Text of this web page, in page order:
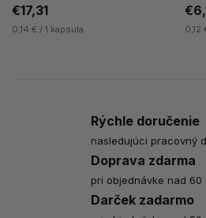
€17,31
0,14 € / 1 kapsula 0,12
Rýchle doručenie
nasledujúci pracovný
Doprava zdarma
pri objednávke nad 60
Darček zadarmo